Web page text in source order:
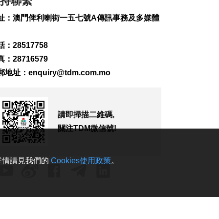
278
0
內地傳媒公司拜訪澳
250
0
：澳門俾利喇街一五七號A傳訊事務及多媒體
：28517758
：28716579
地址： enquiry@tdm.com.mo
請即掃描二維碼,
關注TDM微信號!
請見我們的 Cookies使用政策。